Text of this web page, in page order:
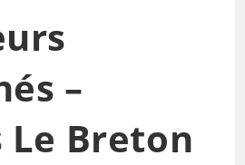
–
Le Breton